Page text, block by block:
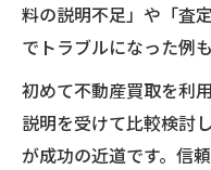
料の説明不足」や「査
でトラブルになった例も
初めて不動産買取を利
説明を受けて比較検討
が成功の近道です。信